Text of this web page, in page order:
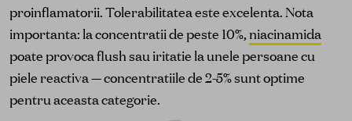
proinflamatorii. Tolerabilitatea este excelenta. Nota
importanta: la concentratii de peste 10%, niacinamida
poate provoca flush sau iritatie la unele persoane cu
piele reactiva — concentratiile de 2-5% sunt optime
pentru aceasta categorie.